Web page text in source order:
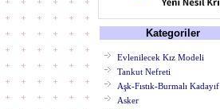
Kategoriler
Evlenilecek Kız Modeli
Tankut Nefreti
Aşk-Fıstık-Burmalı Kadayıf
Asker